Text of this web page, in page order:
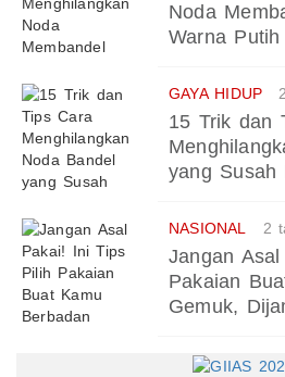
Noda
Warna Putih
GAYA HIDUP
15 Trik dan
yang Susah
NASIONAL 2
Jangan
Pakaian
Gemuk,